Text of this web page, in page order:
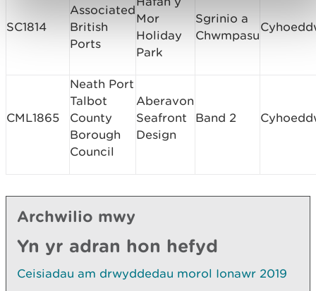
SC1814
Associated
British
Ports
Mor
Holiday
Park
Sgrinio a
Chwmpasu
CML1865
Neath Port
Talbot
County
Borough
Council
Aberavon
Seafront
Design
Band 2
Archwilio mwy
Yn yr adran hon hefyd
Ceisiadau am drwyddedau morol Ionawr 2019